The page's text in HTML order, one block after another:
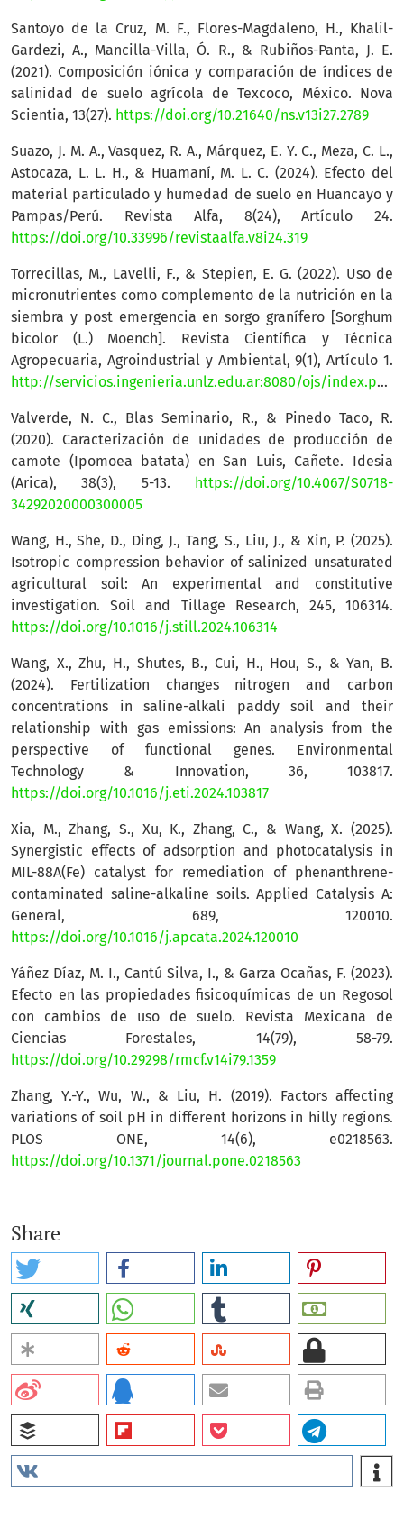
Share
Santoyo de la Cruz, M. F., Flores-Magdaleno, H., Khalil-
Gardezi, A., Mancilla-Villa, Ó. R., & Rubiños-Panta, J. E.
(2021). Composición iónica y comparación de índices de
salinidad de suelo agrícola de Texcoco, México. Nova
Scientia, 13(27). https://doi.org/10.21640/ns.v13i27.2789
Suazo, J. M. A., Vasquez, R. A., Márquez, E. Y. C., Meza, C. L.,
Astocaza, L. L. H., & Huamaní, M. L. C. (2024). Efecto del
material particulado y humedad de suelo en Huancayo y
Pampas/Perú. Revista Alfa, 8(24), Artículo 24.
https://doi.org/10.33996/revistaalfa.v8i24.319
Torrecillas, M., Lavelli, F., & Stepien, E. G. (2022). Uso de
micronutrientes como complemento de la nutrición en la
siembra y post emergencia en sorgo granífero [Sorghum
bicolor (L.) Moench]. Revista Científica y Técnica
Agropecuaria, Agroindustrial y Ambiental, 9(1), Artículo 1.
http://servicios.ingenieria.unlz.edu.ar:8080/ojs/index.php/agrarias/article/view/91
Valverde, N. C., Blas Seminario, R., & Pinedo Taco, R.
(2020). Caracterización de unidades de producción de
camote (Ipomoea batata) en San Luis, Cañete. Idesia
(Arica), 38(3), 5-13.
https://doi.org/10.4067/S0718-
34292020000300005
Wang, H., She, D., Ding, J., Tang, S., Liu, J., & Xin, P. (2025).
Isotropic compression behavior of salinized unsaturated
agricultural soil: An experimental and constitutive
investigation. Soil and Tillage Research, 245, 106314.
https://doi.org/10.1016/j.still.2024.106314
Wang, X., Zhu, H., Shutes, B., Cui, H., Hou, S., & Yan, B.
(2024). Fertilization changes nitrogen and carbon
concentrations in saline-alkali paddy soil and their
relationship with gas emissions: An analysis from the
perspective of functional genes. Environmental
Technology & Innovation, 36, 103817.
https://doi.org/10.1016/j.eti.2024.103817
Xia, M., Zhang, S., Xu, K., Zhang, C., & Wang, X. (2025).
Synergistic effects of adsorption and photocatalysis in
MIL-88A(Fe) catalyst for remediation of phenanthrene-
contaminated saline-alkaline soils. Applied Catalysis A:
General, 689, 120010.
https://doi.org/10.1016/j.apcata.2024.120010
Yáñez Díaz, M. I., Cantú Silva, I., & Garza Ocañas, F. (2023).
Efecto en las propiedades fisicoquímicas de un Regosol
con cambios de uso de suelo. Revista Mexicana de
Ciencias Forestales, 14(79), 58-79.
https://doi.org/10.29298/rmcf.v14i79.1359
Zhang, Y.-Y., Wu, W., & Liu, H. (2019). Factors affecting
variations of soil pH in different horizons in hilly regions.
PLOS ONE, 14(6), e0218563.
https://doi.org/10.1371/journal.pone.0218563